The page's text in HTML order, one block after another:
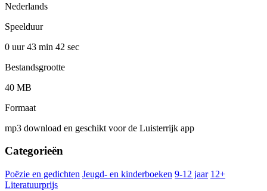
Nederlands
Speelduur
0 uur 43 min 42 sec
Bestandsgrootte
40 MB
Formaat
mp3 download en geschikt voor de Luisterrijk app
Categorieën
Poëzie en gedichten Jeugd- en kinderboeken 9-12 jaar 12+
Literatuurprijs